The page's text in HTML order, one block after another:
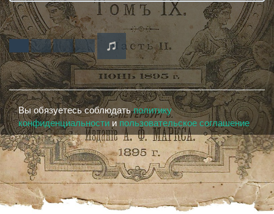
Вы обязуетесь соблюдатьполитику
конфиденциальностиипользовательское соглашение